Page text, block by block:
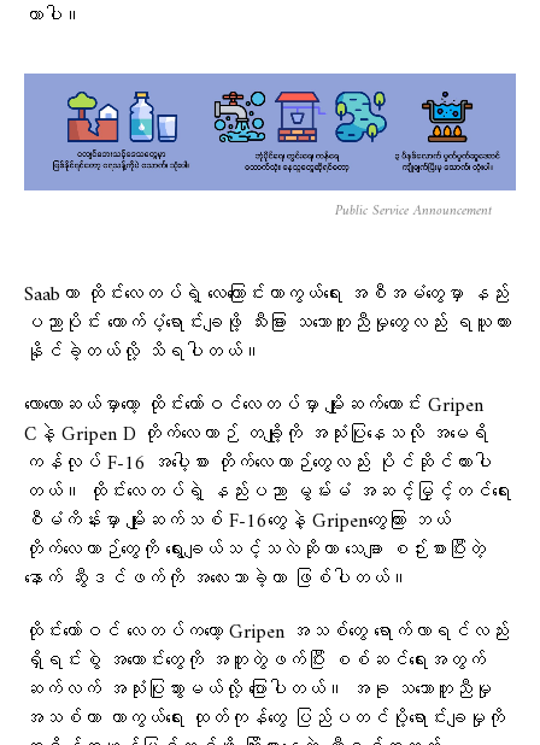
တာပါ။
Public Service Announcement
Saabဟာ ထိုင်းလေတပ်ရဲ့ လေကြောင်းကာကွယ်ရေး အစီအမံတွေမှာ နည်း
ပညာပိုင်း ထောက်ပံ့ရောင်းချဖို့ သီးခြား သဘောတူညီမှုတွေလည်း ရယူထား
နိုင်ခဲ့တယ်လို့ သိရပါတယ်။
လောလောဆယ်မှာတော့ ထိုင်းတော်ဝင်လေတပ်မှာ မျိုးဆက်ဟောင်း Gripen
Cနဲ့ Gripen D တိုက်လေယာဉ် တချို့ကို အသုံးပြုနေသလို အမေရိ
ကန်လုပ် F-16 အပေါ့စား တိုက်လေယာဉ်တွေလည်း ပိုင်ဆိုင်ထားပါ
တယ်။ ထိုင်းလေတပ်ရဲ့ နည်းပညာ မွမ်းမံ အဆင့်မြှင့်တင်ရေး
စီမံကိန်းမှာ မျိုးဆက်သစ် F-16တွေနဲ့ Gripenတွေကြား ဘယ်
တိုက်လေယာဉ်တွေကို ရွေးချယ်သင့်သလဲဆိုတာ သေချာ စဉ်းစားပြီးတဲ့
နောက် ဆွီဒင်ဖက်ကို အလေးသာခဲ့တာ ဖြစ်ပါတယ်။
ထိုင်းတော်ဝင် လေတပ်ကတော့ Gripen အသစ်တွေ ရောက်လာရင်လည်း
ရှိရင်းစွဲ အဟောင်းတွေကို အတူတွဲဖက်ပြီး စစ်ဆင်ရေးအတွက်
ဆက်လက် အသုံးပြုသွားမယ်လို့ ပြောပါတယ်။ အခု သဘောတူညီမှု
အသစ်ဟာ ကာကွယ်ရေး ထုတ်ကုန်တွေ ပြည်ပတင်ပို့ရောင်းချမှုကို